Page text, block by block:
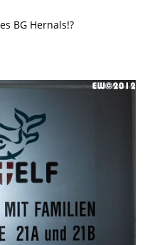
BG Hernals!?